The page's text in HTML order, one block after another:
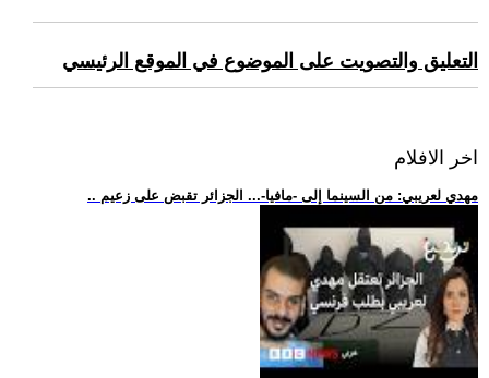
التعليق والتصويت على الموضوع في الموقع الرئيسي
اخر الافلام
.. مهدي لعريبي: من السينما إلى -مافيا-... الجزائر تقبض على زعيم